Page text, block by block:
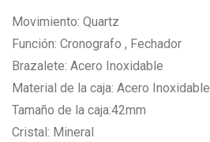
Movimiento: Quartz
Función: Cronografo , Fechador
Brazalete: Acero Inoxidable
Material de la caja: Acero Inoxidable
Tamaño de la caja:42mm
Cristal: Mineral